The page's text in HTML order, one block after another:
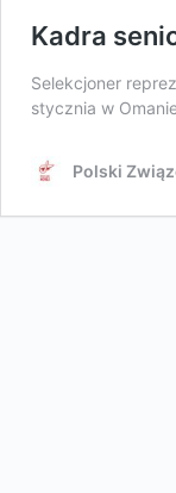
Kadra
Selekcjoner
stycznia w
Polski